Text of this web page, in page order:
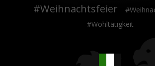
Weihnachtsfeier
Wohltätigkeit